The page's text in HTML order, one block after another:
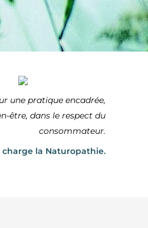
une pratique encadrée,
être, dans le respect du
consommateur.
la Naturopathie.